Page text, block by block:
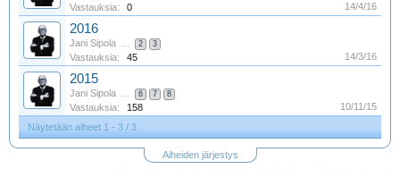
Vastauksia:
0 14/4/16
2016
Jani Sipola 2 3
Vastauksia: 45 14/3/16
2015
Jani Sipola 6 7 8
Vastauksia: 158
10/11/15
Näytetään aiheet 1 - 3 / 3
Aiheiden järjestys